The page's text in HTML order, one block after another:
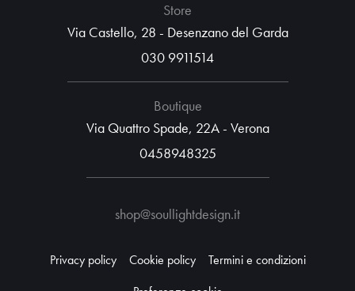
Store
Via Castello, 28 - Desenzano del Garda
030 9911514
Boutique
Via Quattro Spade, 22A - Verona
0458948325
shop@soullightdesign.it
Privacy policy Cookie policy
Termini e condizioni